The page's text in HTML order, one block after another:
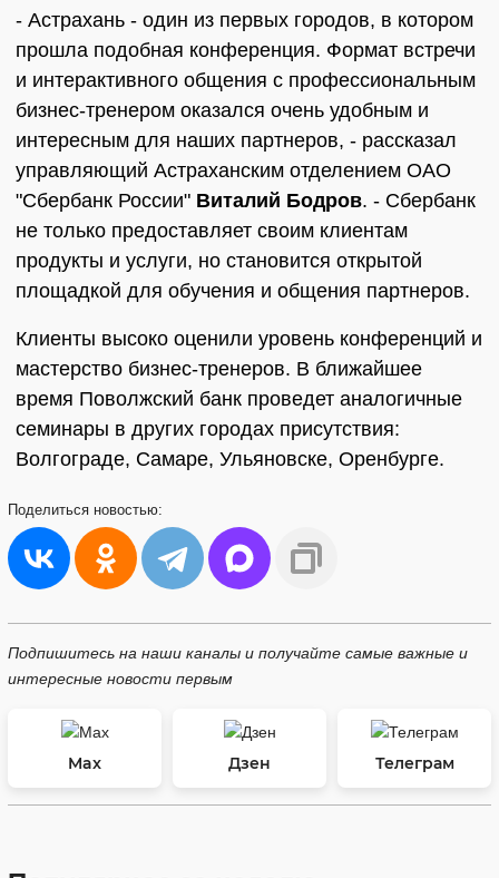
- Астрахань - один из первых городов, в котором
прошла подобная конференция. Формат встречи
и интерактивного общения с профессиональным
бизнес-тренером оказался очень удобным и
интересным для наших партнеров, - рассказал
управляющий Астраханским отделением ОАО
"Сбербанк России" Виталий Бодров. - Сбербанк
не только предоставляет своим клиентам
продукты и услуги, но становится открытой
площадкой для обучения и общения партнеров.
Клиенты высоко оценили уровень конференций и
мастерство бизнес-тренеров. В ближайшее
время Поволжский банк проведет аналогичные
семинары в других городах присутствия:
Волгограде, Самаре, Ульяновске, Оренбурге.
Поделиться новостью:
Подпишитесь на наши каналы и получайте самые важные и
интересные новости первым
Max Дзен Телеграм